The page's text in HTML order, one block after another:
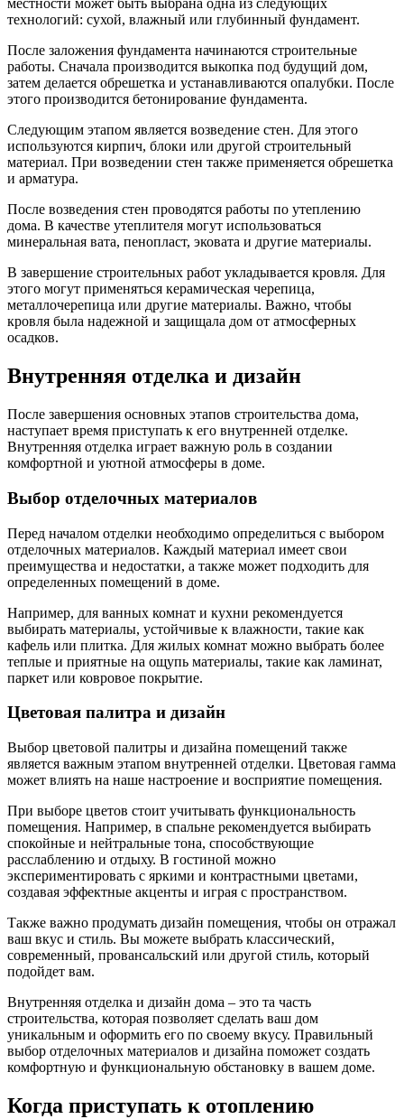
местности может быть выбрана одна из следующих
технологий: сухой, влажный или глубинный фундамент.
После заложения фундамента начинаются строительные
работы. Сначала производится выкопка под будущий дом,
затем делается обрешетка и устанавливаются опалубки. После
этого производится бетонирование фундамента.
Следующим этапом является возведение стен. Для этого
используются кирпич, блоки или другой строительный
материал. При возведении стен также применяется обрешетка
и арматура.
После возведения стен проводятся работы по утеплению
дома. В качестве утеплителя могут использоваться
минеральная вата, пенопласт, эковата и другие материалы.
В завершение строительных работ укладывается кровля. Для
этого могут применяться керамическая черепица,
металлочерепица или другие материалы. Важно, чтобы
кровля была надежной и защищала дом от атмосферных
осадков.
Внутренняя отделка и дизайн
После завершения основных этапов строительства дома,
наступает время приступать к его внутренней отделке.
Внутренняя отделка играет важную роль в создании
комфортной и уютной атмосферы в доме.
Выбор отделочных материалов
Перед началом отделки необходимо определиться с выбором
отделочных материалов. Каждый материал имеет свои
преимущества и недостатки, а также может подходить для
определенных помещений в доме.
Например, для ванных комнат и кухни рекомендуется
выбирать материалы, устойчивые к влажности, такие как
кафель или плитка. Для жилых комнат можно выбрать более
теплые и приятные на ощупь материалы, такие как ламинат,
паркет или ковровое покрытие.
Цветовая палитра и дизайн
Выбор цветовой палитры и дизайна помещений также
является важным этапом внутренней отделки. Цветовая гамма
может влиять на наше настроение и восприятие помещения.
При выборе цветов стоит учитывать функциональность
помещения. Например, в спальне рекомендуется выбирать
спокойные и нейтральные тона, способствующие
расслаблению и отдыху. В гостиной можно
экспериментировать с яркими и контрастными цветами,
создавая эффектные акценты и играя с пространством.
Также важно продумать дизайн помещения, чтобы он отражал
ваш вкус и стиль. Вы можете выбрать классический,
современный, провансальский или другой стиль, который
подойдет вам.
Внутренняя отделка и дизайн дома – это та часть
строительства, которая позволяет сделать ваш дом
уникальным и оформить его по своему вкусу. Правильный
выбор отделочных материалов и дизайна поможет создать
комфортную и функциональную обстановку в вашем доме.
Когда приступать к отоплению